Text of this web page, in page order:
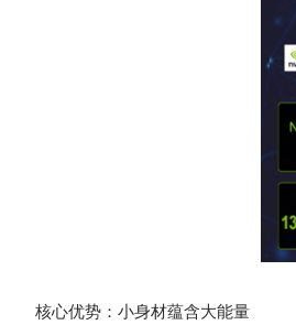
核心优势：小身材蕴含大能量